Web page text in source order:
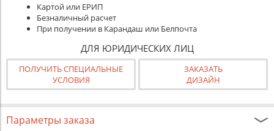
Картой или ЕРИП
Безналичный расчет
При получении в Карандаш или Белпочта
ДЛЯ ЮРИДИЧЕСКИХ ЛИЦ
ПОЛУЧИТЬ СПЕЦИАЛЬНЫЕ
УСЛОВИЯ
ЗАКАЗАТЬ
ДИЗАЙН
Параметры заказа